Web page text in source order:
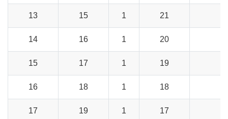
13 15 1 21
14 16 1 20
15 17 1 19
16 18 1 18
17 19 1 17